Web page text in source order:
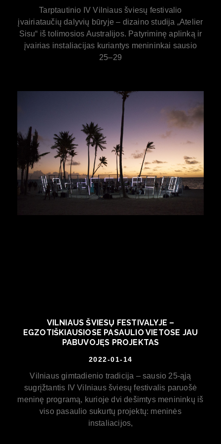
Tarptautinio IV Vilniaus šviesų festivalio
įvairiataučių dalyvių būryje – dizaino studija „Atelier
Sisu“ iš tolimosios Australijos. Patyriminę aplinką ir
įvairias instaliacijas kuriantys menininkai sausio
25–29
VILNIAUS ŠVIESŲ FESTIVALYJE –
EGZOTIŠKIAUSIOSE PASAULIO VIETOSE JAU
PABUVOJĘS PROJEKTAS
2022-01-14
Vilniaus gimtadienio tradicija – sausio 25-ąją
sugrįžtantis IV Vilniaus šviesų festivalis paruošė
meninę programą, kurioje dvi dešimtys menininkų iš
viso pasaulio sukurtų projektų: meninės
instaliacijos,